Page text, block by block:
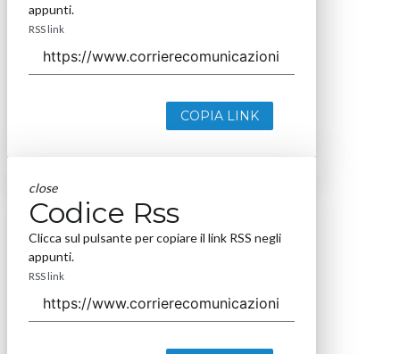
appunti.
RSS link
COPIA LINK
close
Codice Rss
Clicca sul pulsante per copiare il link RSS negli
appunti.
RSS link